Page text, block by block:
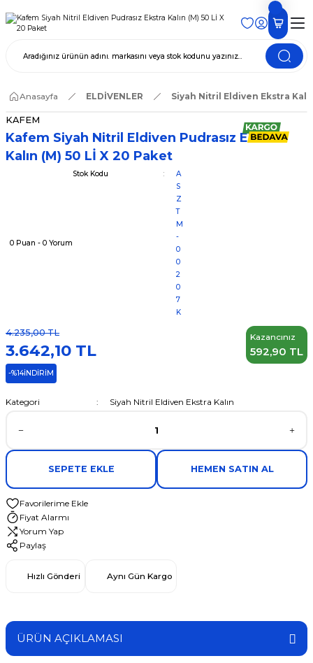
Anasayfa ELDİVENLER Siyah Nitril Eldiven Ekstra
KAFEM
Kafem Siyah Nitril Eldiven Pudrasız Ekstra
Kalın (M) 50 Lİ X 20 Paket
0 Puan - 0 Yorum
Stok Kodu
A
S
Z
T
M
-
0
0
2
0
7
K
4.235,00 TL
3.642,10 TL
-%14İNDİRİM
Kazancınız
592,90 TL
Kategori Siyah Nitril Eldiven Ekstra Kalın
SEPETE EKLE HEMEN SATIN AL
Fiyat Alarmı
Yorum Yap
Paylaş
Hızlı Gönderi Aynı Gün Kargo
ÜRÜN AÇIKLAMASI